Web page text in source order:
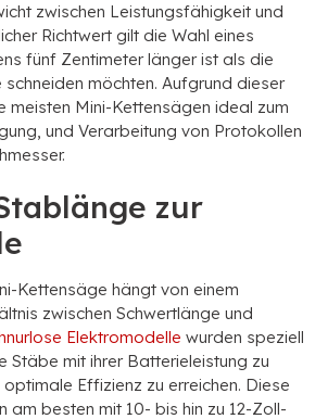
zwischen Leistungsfähigkeit und
Richtwert gilt die Wahl eines
fünf Zentimeter länger ist als die
schneiden möchten. Aufgrund dieser
meisten Mini-Kettensägen ideal zum
und Verarbeitung von Protokollen
zur
Kettensäge hängt von einem
zwischen Schwertlänge und
Elektromodelle wurden speziell
Stäbe mit ihrer Batterieleistung zu
Effizienz zu erreichen. Diese
am besten mit 10- bis hin zu 12-Zoll-